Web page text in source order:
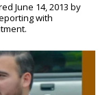
June 14, 2013 by
with